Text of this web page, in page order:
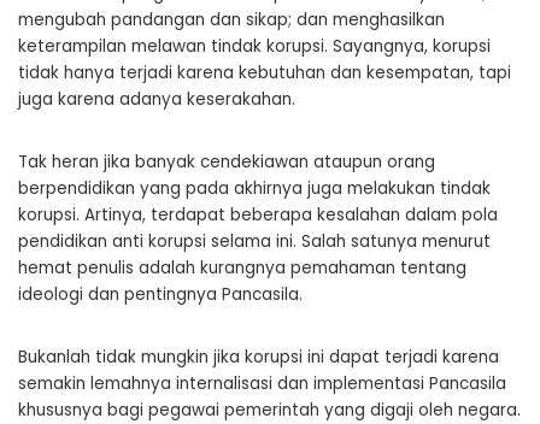
mengubah pandangan dan sikap; dan menghasilkan
keterampilan melawan tindak korupsi. Sayangnya, korupsi
tidak hanya terjadi karena kebutuhan dan kesempatan, tapi
juga karena adanya keserakahan.
Tak heran jika banyak cendekiawan ataupun orang
berpendidikan yang pada akhirnya juga melakukan tindak
korupsi. Artinya, terdapat beberapa kesalahan dalam pola
pendidikan anti korupsi selama ini. Salah satunya menurut
hemat penulis adalah kurangnya pemahaman tentang
ideologi dan pentingnya Pancasila.
Bukanlah tidak mungkin jika korupsi ini dapat terjadi karena
semakin lemahnya internalisasi dan implementasi Pancasila
khususnya bagi pegawai pemerintah yang digaji oleh negara.